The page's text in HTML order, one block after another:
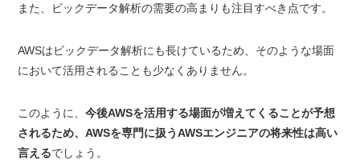
また、ビックデータ解析の需要の高まりも注目すべき点です。
AWSはビックデータ解析にも長けているため、そのような場面
において活用されることも少なくありません。
このように、今後AWSを活用する場面が増えてくることが予想
されるため、AWSを専門に扱うAWSエンジニアの将来性は高い
言えるでしょう。